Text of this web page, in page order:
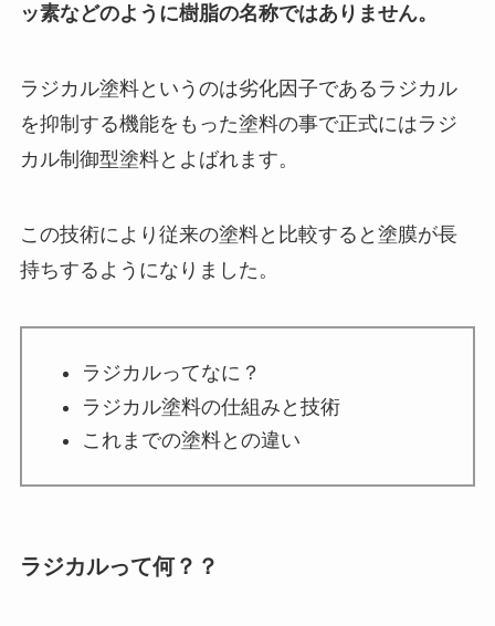
ッ素などのように樹脂の名称ではありません。
ラジカル塗料というのは劣化因子であるラジカル
を抑制する機能をもった塗料の事で正式にはラジ
カル制御型塗料とよばれます。
この技術により従来の塗料と比較すると塗膜が長
持ちするようになりました。
ラジカルってなに？
ラジカル塗料の仕組みと技術
これまでの塗料との違い
ラジカルって何？？